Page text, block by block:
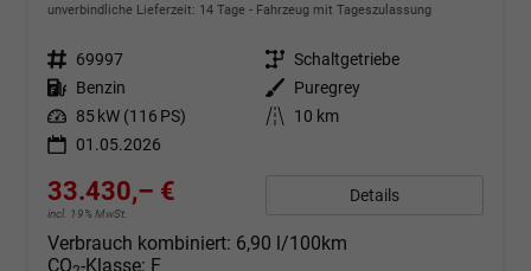
unverbindliche Lieferzeit: 14 Tage Fahrzeug mit Tageszulassung
Fahrzeugnr. 69997 Getriebe Schaltgetriebe
Kraftstoff Benzin Außenfarbe
Puregrey
Leistung 85 kW (116 PS) Kilometerstand
10 km
01.05.2026
33.430,– €
incl. 19% MwSt.
Details
Verbrauch kombiniert: 6,90 l/100km
CO -Klasse: F